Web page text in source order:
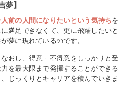
夢】
前の人間になりたいという気持ちを
満足できなくて、更に飛躍したいと
夢に現れているのです。
おし、得意・不得意をしっかりと受
を最大限まで発揮することができる
じっくりとキャリアを積んでいきま